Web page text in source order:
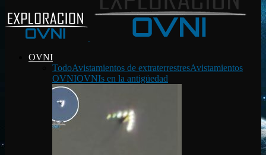
OVNI
TodoAvistamientos de extraterrestresAvistamientos
OVNIOVNIs en la antigüedad